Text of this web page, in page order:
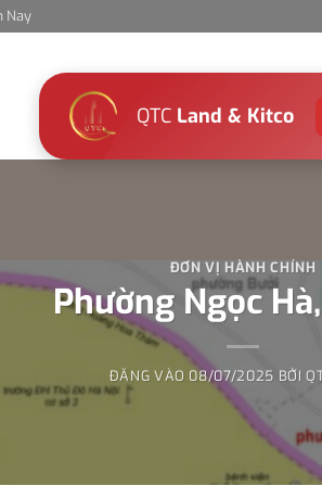
Nay
QTC Land & Kitco
ĐƠN VỊ HÀNH CHÍNH
Phường Ngọc
ĐĂNG VÀO 08/07/2025 BỞI